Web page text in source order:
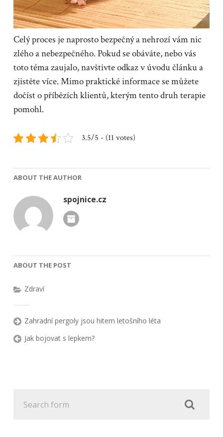
Celý proces je naprosto bezpečný a nehrozí vám nic
zlého a nebezpečného. Pokud se obáváte, nebo vás
toto téma zaujalo, navštivte odkaz v úvodu článku a
zjistěte více. Mimo praktické informace se můžete
dočíst o příbězích klientů, kterým tento druh terapie
pomohl.
3.5/5 - (11 votes)
ABOUT THE AUTHOR
spojnice.cz
ABOUT THE POST
Zdraví
Zahradní pergoly jsou hitem letošního léta
Jak bojovat s lepkem?